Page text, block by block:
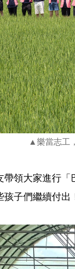
▲樂當志工
帶領大家進行
子們繼續付出